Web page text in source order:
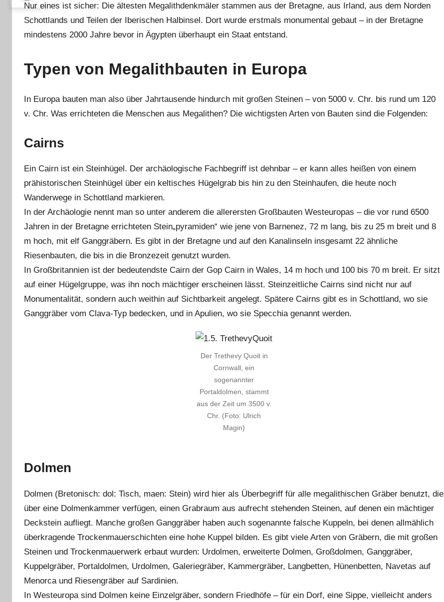
Nur eines ist sicher: Die ältesten Megalithdenkmäler stammen aus der Bretagne, aus Irland, aus dem Norden
Schottlands und Teilen der Iberischen Halbinsel. Dort wurde erstmals monumental gebaut – in der Bretagne
mindestens 2000 Jahre bevor in Ägypten überhaupt ein Staat entstand.
Typen von Megalithbauten in Europa
In Europa bauten man also über Jahrtausende hindurch mit großen Steinen – von 5000 v. Chr. bis rund um 120
v. Chr. Was errichteten die Menschen aus Megalithen? Die wichtigsten Arten von Bauten sind die Folgenden:
Cairns
Ein Cairn ist ein Steinhügel. Der archäologische Fachbegriff ist dehnbar – er kann alles heißen von einem
prähistorischen Steinhügel über ein keltisches Hügelgrab bis hin zu den Steinhaufen, die heute noch
Wanderwege in Schottland markieren.
In der Archäologie nennt man so unter anderem die allerersten Großbauten Westeuropas – die vor rund 6500
Jahren in der Bretagne errichteten Stein„pyramiden“ wie jene von Barnenez, 72 m lang, bis zu 25 m breit und 8
m hoch, mit elf Ganggräbern. Es gibt in der Bretagne und auf den Kanalinseln insgesamt 22 ähnliche
Riesenbauten, die bis in die Bronzezeit genutzt wurden.
In Großbritannien ist der bedeutendste Cairn der Gop Cairn in Wales, 14 m hoch und 100 bis 70 m breit. Er sitzt
auf einer Hügelgruppe, was ihn noch mächtiger erscheinen lässt. Steinzeitliche Cairns sind nicht nur auf
Monumentalität, sondern auch weithin auf Sichtbarkeit angelegt. Spätere Cairns gibt es in Schottland, wo sie
Ganggräber vom Clava-Typ bedecken, und in Apulien, wo sie Specchia genannt werden.
Der Trethevy Quoit in
Cornwall, ein
sogenannter
Portaldolmen, stammt
aus der Zeit um 3500 v.
Chr. (Foto: Ulrich
Magin)
Dolmen
Dolmen (Bretonisch: dol: Tisch, maen: Stein) wird hier als Überbegriff für alle megalithischen Gräber benutzt, die
über eine Dolmenkammer verfügen, einen Grabraum aus aufrecht stehenden Steinen, auf denen ein mächtiger
Deckstein aufliegt. Manche großen Ganggräber haben auch sogenannte falsche Kuppeln, bei denen allmählich
überkragende Trockenmauerschichten eine hohe Kuppel bilden. Es gibt viele Arten von Gräbern, die mit großen
Steinen und Trockenmauerwerk erbaut wurden: Urdolmen, erweiterte Dolmen, Großdolmen, Ganggräber,
Kuppelgräber, Portaldolmen, Urdolmen, Galeriegräber, Kammergräber, Langbetten, Hünenbetten, Navetas auf
Menorca und Riesengräber auf Sardinien.
In Westeuropa sind Dolmen keine Einzelgräber, sondern Friedhöfe – für ein Dorf, eine Sippe, vielleicht anders